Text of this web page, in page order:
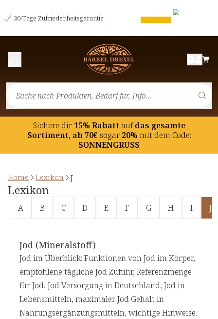
30-Tage Zufriedenheitsgarantie
Sichere dir15% Rabatt aufdas gesamte
Sortiment, ab 70€ sogar20% mit dem Code:
SONNENGRUSS
Home Lexikon J
Lexikon
A B C D E F G H I J
Jod (Mineralstoff)
Jod im Überblick: Funktionen von Jod im Körper,
empfohlene tägliche Jod Zufuhr, Referenzmenge
für Jod, Jod Versorgung in Deutschland, Jod in
Lebensmitteln, maximaler Jod Gehalt in
Nahrungsergänzungsmitteln, wichtige Hinweise.